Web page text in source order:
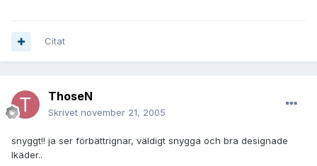
Citat
ThoseN
Skrivet november 21, 2005
snyggt!! ja ser förbättrignar, väldigt snygga och bra designade
lkäder..